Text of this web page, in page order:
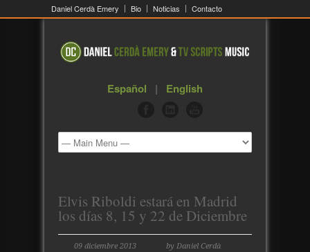
Daniel Cerdà Emery Bio Noticias Contacto
Español | English
Elvis Riboldi estará en Madrid
los días 8, 15 y 22 de Diciembre
09 diciembre 2013
by Daniel Cerdà